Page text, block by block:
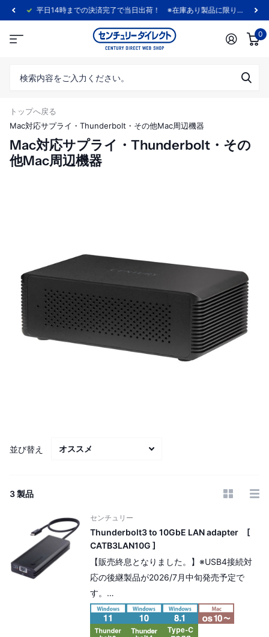
平日14時までの決済完了で当日出荷！ ※在庫あり製品に限ります。
0
トップへ戻る
Mac対応サプライ・Thunderbolt・その他Mac周辺機器
Mac対応サプライ・Thunderbolt・その
他Mac周辺機器
3 製品
並び替え
センチュリー
Thunderbolt3 to 10GbE LAN adapter [
CATB3LAN10G ]
【販売終息となりました。】※USB4接続対
応の後継製品が2026/7月中旬発売予定で
す。
Thunderbolt3接続で10GbEの高速転送が可
能となるLANアダプター。